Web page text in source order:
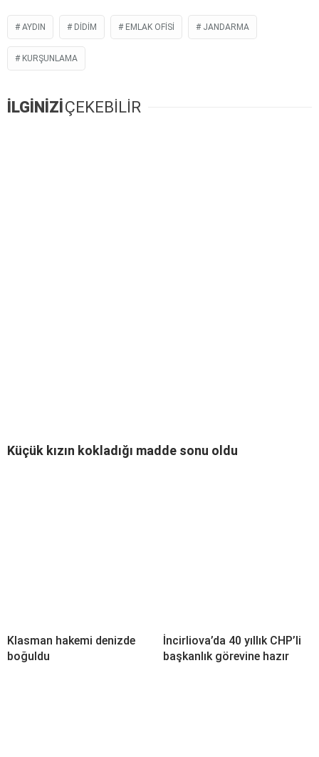
AYDIN DIDIM EMLAK OFISI JANDARMA
KURŞUNLAMA
İLGİNİZİÇEKEBİLİR
Küçük kızın kokladığı madde sonu oldu
Klasman hakemi denizde
boğuldu
İncirliova’da 40 yıllık CHP’li
başkanlık görevine hazır